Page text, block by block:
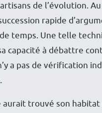
de l’évolution. Au
rapide
temps. Une telle
capacité à débattre
a pas de vérification
trouvé son